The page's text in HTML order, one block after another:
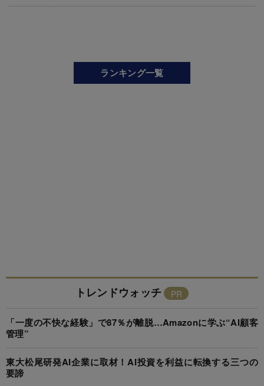
ランキング一覧
トレンドウォッチ
「一度の不快な経験」で87％が離脱…Amazonに学ぶ“AI顧客
管理”
東大松尾研発AI企業に取材！AI投資を利益に転換する三つの
要諦